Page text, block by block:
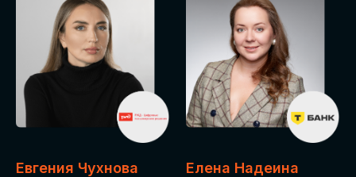
Евгения Чухнова Елена Надеина